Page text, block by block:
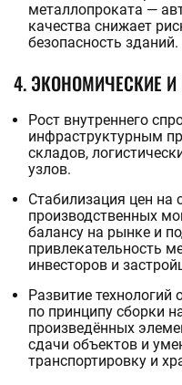
металлопроката —
качества снижает
безопасность зданий.
4. ЭКОНОМИЧЕСКИЕ
Рост внутреннего
инфраструктурным
складов,
узлов.
Стабилизация цен на
производственных
балансу на рынке и
привлекательность
инвесторов и
Развитие
по принципу сборки
произведённых
сдачи объектов и
транспортировку и